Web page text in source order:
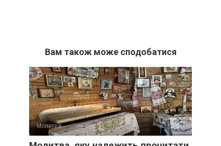
Вам також може сподобатися
Молитва 0